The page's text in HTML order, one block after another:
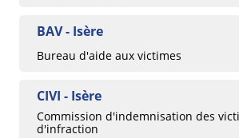
BAV - Isère
Bureau d'aide aux victimes
CIVI - Isère
Commission d'indemnisation des
d'infraction